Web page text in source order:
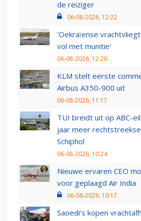
de reiziger
06-08-2026, 12:22
'Oekraïense
vol met munitie'
06-08-2026, 12:20
KLM stelt eerste
Airbus A350-900 uit
06-08-2026, 11:17
TUI breidt uit op ABC-
jaar meer
Schiphol
06-08-2026, 10:24
Nieuwe ervaren CEO
voor geplaagd Air India
06-08-2026, 10:17
Saoedi’s kopen